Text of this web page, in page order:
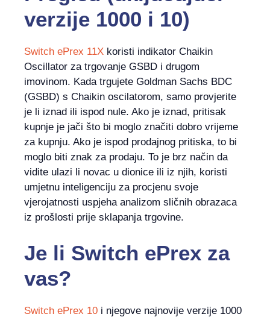
verzije 1000 i 10)
Switch ePrex 11X koristi indikator Chaikin
Oscillator za trgovanje GSBD i drugom
imovinom. Kada trgujete Goldman Sachs BDC
(GSBD) s Chaikin oscilatorom, samo provjerite
je li iznad ili ispod nule. Ako je iznad, pritisak
kupnje je jači što bi moglo značiti dobro vrijeme
za kupnju. Ako je ispod prodajnog pritiska, to bi
moglo biti znak za prodaju. To je brz način da
vidite ulazi li novac u dionice ili iz njih, koristi
umjetnu inteligenciju za procjenu svoje
vjerojatnosti uspjeha analizom sličnih obrazaca
iz prošlosti prije sklapanja trgovine.
Je li Switch ePrex za
vas?
Switch ePrex 10 i njegove najnovije verzije 1000